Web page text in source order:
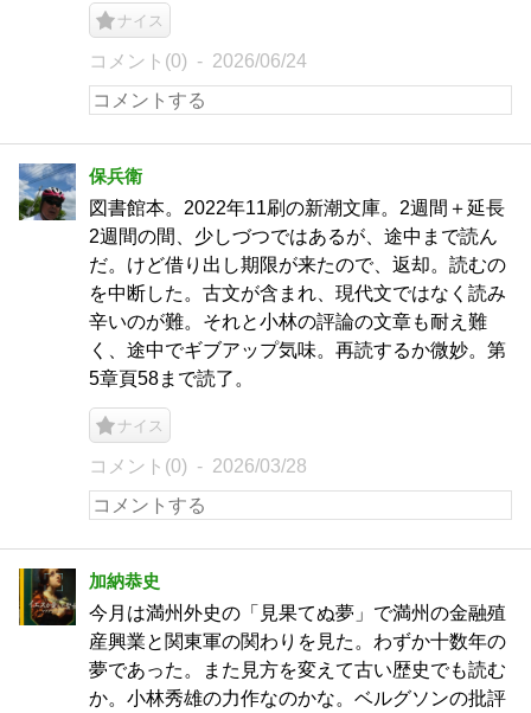
ナイス
コメント(0) 2026/06/24
保兵衛
図書館本。2022年11刷の新潮文庫。2週間＋延長
2週間の間、少しづつではあるが、途中まで読ん
だ。けど借り出し期限が来たので、返却。読むの
を中断した。古文が含まれ、現代文ではなく読み
辛いのが難。それと小林の評論の文章も耐え難
く、途中でギブアップ気味。再読するか微妙。第
5章頁58まで読了。
ナイス
コメント(0) 2026/03/28
加納恭史
今月は満州外史の「見果てぬ夢」で満州の金融殖
産興業と関東軍の関わりを見た。わずか十数年の
夢であった。また見方を変えて古い歴史でも読む
か。小林秀雄の力作なのかな。ベルグソンの批評